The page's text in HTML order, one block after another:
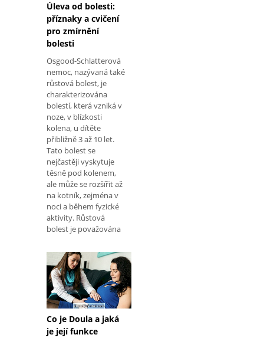
Úleva od bolesti:
příznaky a cvičení
pro zmírnění
bolesti
Osgood-Schlatterová
nemoc, nazývaná také
růstová bolest, je
charakterizována
bolestí, která vzniká v
noze, v blízkosti
kolena, u dítěte
přibližně 3 až 10 let.
Tato bolest se
nejčastěji vyskytuje
těsně pod kolenem,
ale může se rozšířit až
na kotník, zejména v
noci a během fyzické
aktivity. Růstová
bolest je považována
Co je Doula a jaká
je její funkce